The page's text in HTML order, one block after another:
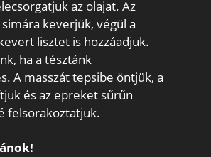
az olajat. Az
keverjük, végül a
lisztet is hozzáadjuk.
ha a tésztánk
A masszát tepsibe öntjük, a
és az epreket sűrűn
felsorakoztatjuk.